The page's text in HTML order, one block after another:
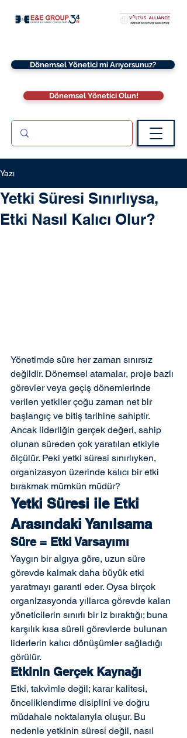
Dönemsel Yönetici mi Arıyorsunuz?
Dönemsel Yönetici Olun!
Yazı
Yetki Süresi Sınırlıysa,
Etki Nasıl Kalıcı Olur?
Yönetimde süre her zaman sınırsız
değildir. Dönemsel atamalar, proje bazlı
görevler veya geçiş dönemlerinde
verilen yetkiler çoğu zaman net bir
başlangıç ve bitiş tarihine sahiptir.
Ancak liderliğin gerçek değeri, sahip
olunan süreden çok yaratılan etkiyle
ölçülür. Peki yetki süresi sınırlıyken,
organizasyon üzerinde kalıcı bir etki
bırakmak mümkün müdür?
Yetki Süresi ile Etki
Arasındaki Yanılsama
Süre = Etki Varsayımı
Yaygın bir algıya göre, uzun süre
görevde kalmak daha büyük etki
yaratmayı garanti eder. Oysa birçok
organizasyonda yıllarca görevde kalan
yöneticilerin sınırlı bir iz bıraktığı; buna
karşılık kısa süreli görevlerde bulunan
liderlerin kalıcı dönüşümler sağladığı
görülür.
Etkinin Gerçek Kaynağı
Etki, takvimle değil; karar kalitesi,
önceliklendirme disiplini ve doğru
müdahale noktalarıyla oluşur. Bu
nedenle yetkinin süresi değil, nasıl